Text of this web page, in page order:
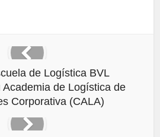
de Logística BVL
Academia de Logística de
Corporativa (CALA)